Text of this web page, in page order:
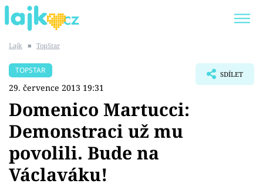
SHOPAHOLICADEL
Témata
Showbyznys
Lajk ■ TopStar
TOPSTAR
29. července 2013 19:31
SDÍLET
Domenico Martucci:
Demonstraci už mu
povolili. Bude na
Václaváku!